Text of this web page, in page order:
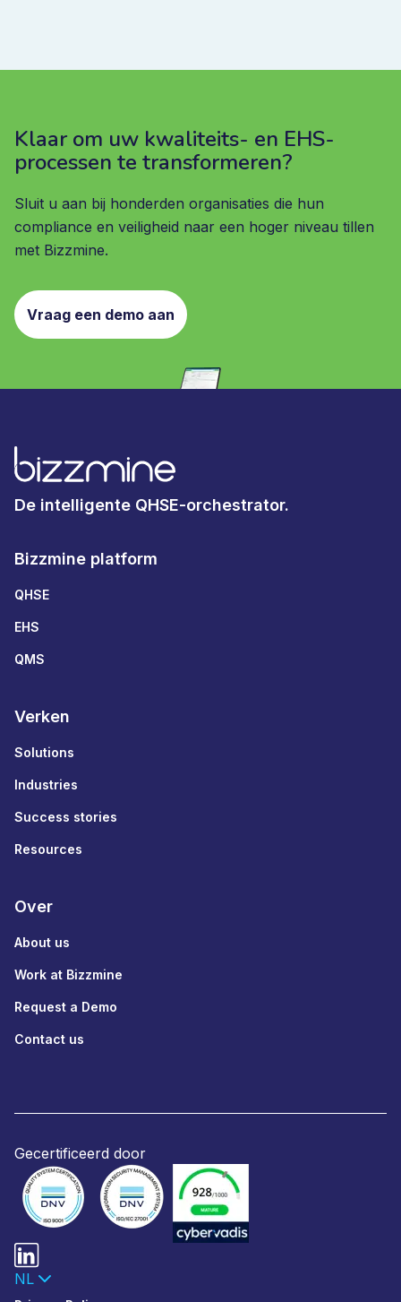
Klaar om uw kwaliteits- en EHS-
processen te transformeren?
Sluit u aan bij honderden organisaties die hun
compliance en veiligheid naar een hoger niveau tillen
met Bizzmine.
Vraag een demo aan
De intelligente QHSE-orchestrator.
Bizzmine platform
QHSE
EHS
QMS
Verken
Solutions
Industries
Success stories
Resources
Over
About us
Work at Bizzmine
Request a Demo
Contact us
Gecertificeerd door
NL